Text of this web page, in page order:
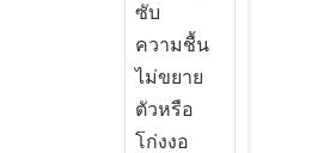
ซับ
ความชื้น
ไม่ขยาย
ตัวหรือ
โก่งงอ